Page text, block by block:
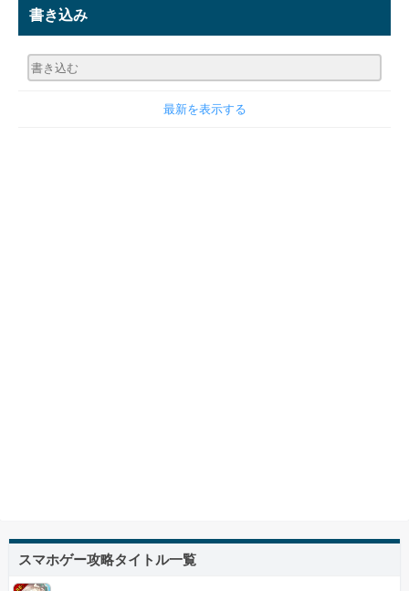
書き込み
最新を表示する
スマホゲー攻略タイトル一覧